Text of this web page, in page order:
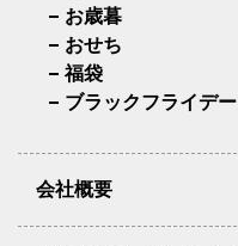
お歳暮
おせち
福袋
ブラックフライデー
会社概要